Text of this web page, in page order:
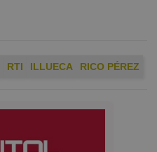
RTI ILLUECA RICO PÉREZ